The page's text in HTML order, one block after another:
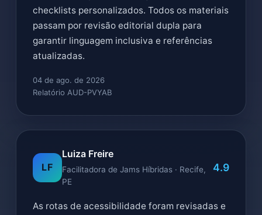
checklists personalizados. Todos os materiais
passam por revisão editorial dupla para
garantir linguagem inclusiva e referências
atualizadas.
04 de ago. de 2026
Relatório AUD-PVYAB
LF
Luiza Freire
Facilitadora de Jams Híbridas · Recife,
PE
4.9
As rotas de acessibilidade foram revisadas e